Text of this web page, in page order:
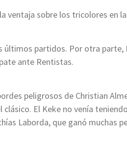
ventaja sobre los tricolores en la
partidos. Por otra
ante Rentistas.
peligrosos de Christian
El Keke no venía
Laborda, que ganó muchas